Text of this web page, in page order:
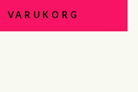
VARUKORG